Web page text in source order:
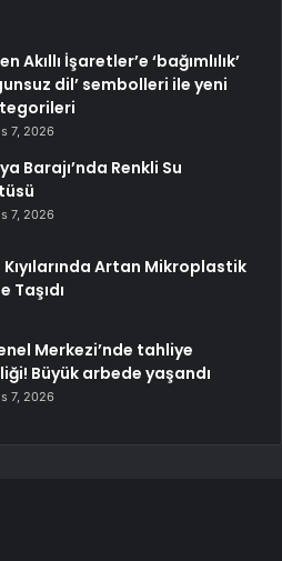
Akıllı İşaretler’e ‘bağımlılık’
dil’ sembolleri ile yeni
7, 2026
Barajı’nda Renkli Su
7, 2026
Artan Mikroplastik
Taşıdı
Merkezi’nde tahliye
Büyük arbede yaşandı
7, 2026